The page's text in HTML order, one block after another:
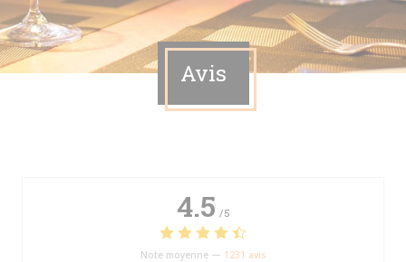
Avis
4.5 /5
Note moyenne — 1231 avis